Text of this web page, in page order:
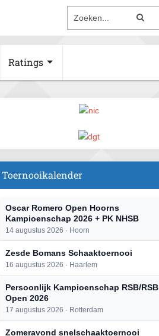
Ratings
Toernooikalender
Oscar Romero Open Hoorns
Kampioenschap 2026 + PK NHSB
14 augustus 2026 · Hoorn
Zesde Bomans Schaaktoernooi
16 augustus 2026 · Haarlem
Persoonlijk Kampioenschap RSB/RSB
Open 2026
17 augustus 2026 · Rotterdam
Zomeravond snelschaaktoernooi